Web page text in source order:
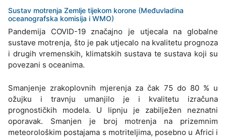
Sustav motrenja Zemlje tijekom korone (Međuvladina
oceanografska komisija i WMO)
Pandemija COVID-19 značajno je utjecala na globalne
sustave motrenja, što je pak utjecalo na kvalitetu prognoza
i drugih vremenskih, klimatskih sustava te sustava koji su
povezani s oceanima.
Smanjenje zrakoplovnih mjerenja za čak 75 do 80 % u
ožujku i travnju umanjilo je i kvalitetu izračuna
prognostičkih modela. U lipnju je zabilježen neznatni
oporavak. Smanjen je broj motrenja na prizemnim
meteorološkim postajama s motriteljima, posebno u Africi i